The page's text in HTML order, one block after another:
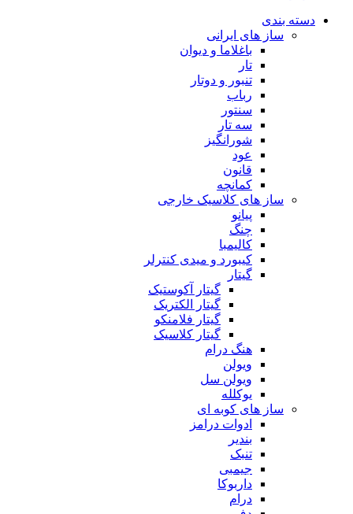
دسته بندی
ساز های ایرانی
باغلاما و دیوان
تار
تنبور و دوتار
رباب
سنتور
سه تار
شورانگیز
عود
قانون
کمانچه
ساز های کلاسیک خارجی
پیانو
چنگ
کالیمبا
کیبورد و میدی کنترلر
گیتار
گیتار آکوستیک
گیتار الکتریک
گیتار فلامنکو
گیتار کلاسیک
هنگ درام
ویولن
ویولن سل
یوکلله
ساز های کوبه ای
ادوات درامز
بندیر
تنبک
جیمبی
داربوکا
درام